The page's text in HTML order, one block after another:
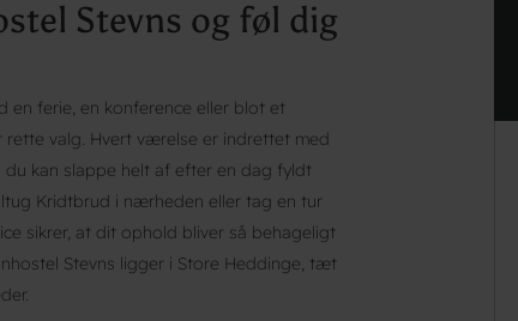
Stevns og føl dig
ferie, en konference eller blot et
valg. Hvert værelse er indrettet med
kan slappe helt af efter en dag fyldt
Kridtbrud i nærheden eller tag en tur
sikrer, at dit ophold bliver så behageligt
Stevns ligger i Store Heddinge, tæt